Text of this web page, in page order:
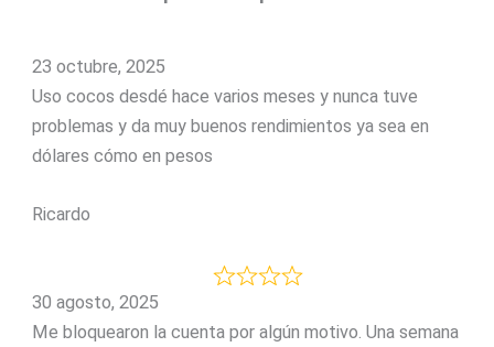
23 octubre, 2025
Uso cocos desdé hace varios meses y nunca tuve
problemas y da muy buenos rendimientos ya sea en
dólares cómo en pesos
Ricardo
30 agosto, 2025
Me bloquearon la cuenta por algún motivo. Una semana